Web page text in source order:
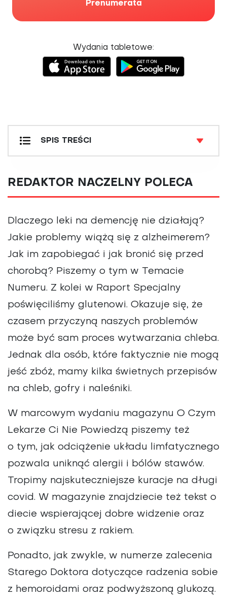
Prenumerata
Wydania tabletowe:
SPIS TREŚCI
NASZ ZIELNIK
RAPORT SPECJALNY
TEMAT NUMERU
WYMOWNE GRAFIKI
ZDROWY STYL ŻYCIA
REDAKTOR NACZELNY POLECA
Dlaczego leki na demencję nie działają?
Jakie problemy wiążą się z alzheimerem?
Jak im zapobiegać i jak bronić się przed
chorobą? Piszemy o tym w Temacie
Numeru. Z kolei w Raport Specjalny
poświęciliśmy glutenowi. Okazuje się, że
czasem przyczyną naszych problemów
może być sam proces wytwarzania chleba.
Jednak dla osób, które faktycznie nie mogą
jeść zbóż, mamy kilka świetnych przepisów
na chleb, gofry i naleśniki.
W marcowym wydaniu magazynu O Czym
Lekarze Ci Nie Powiedzą piszemy też
o tym, jak odciążenie układu limfatycznego
pozwala uniknąć alergii i bólów stawów.
Tropimy najskuteczniejsze kuracje na długi
covid. W magazynie znajdziecie też tekst o
diecie wspierającej dobre widzenie oraz
o związku stresu z rakiem.
Ponadto, jak zwykle, w numerze zalecenia
Starego Doktora dotyczące radzenia sobie
z hemoroidami oraz podwyższoną glukozą.